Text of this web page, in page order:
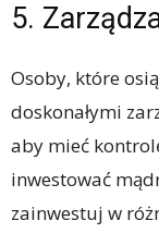
5.
Osoby, które
doskonałymi
aby mieć
inwestować
zainwestuj w